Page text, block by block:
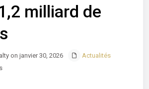
milliard de
on janvier 30, 2026
Actualités